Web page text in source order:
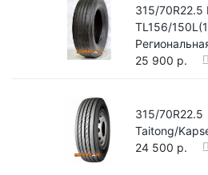
315/70R22.5
TL156/
25 900 р.
315/70R22.5
Taitong/
24 500 р.